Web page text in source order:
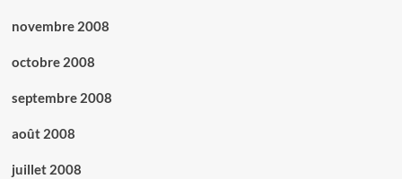
novembre 2008
octobre 2008
septembre 2008
août 2008
juillet 2008